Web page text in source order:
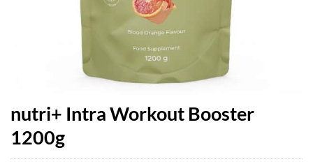
nutri+ Intra Workout Booster
1200g